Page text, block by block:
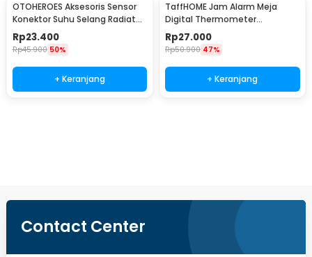
OTOHEROES Aksesoris Sensor
Konektor Suhu Selang Radiator
Mesin Motor 18mm
Rp23.400
Rp45.900 50%
+ Keranjang
TaffHOME Jam Alarm Meja
Digital Thermometer
Hygrometer Weather Station -
2158
Rp27.000
Rp50.900 47%
+ Keranjang
Contact Center